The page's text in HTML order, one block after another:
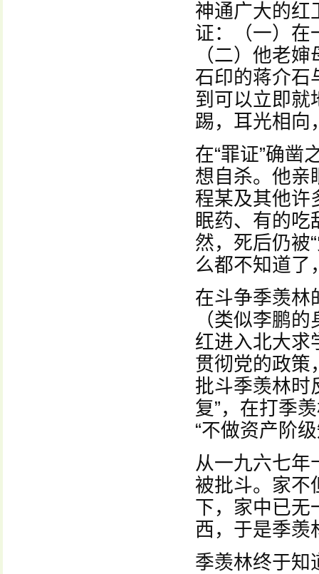
神通广大的红
证：（一）在
（二）他老
石印的蒋介石
到可以立即就
踢，耳光相向
在“罪证”确凿
想自杀。他亲
程某及其他许
眠药、有的吃
然，死后仍被
么都不知道了
在斗争季羡林
（类似李鹏
红进入北大求
贯彻党的政策
批斗季羡林时
复”，在打季
“不做资产阶
从一九六七年
被批斗。家不
下，家中已无
西，于是季羡
季羡林终于知